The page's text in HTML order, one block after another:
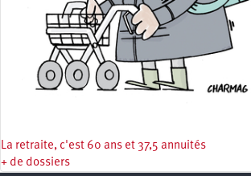
La retraite, c'est 60 ans et 37,5 annuités
+ de dossiers